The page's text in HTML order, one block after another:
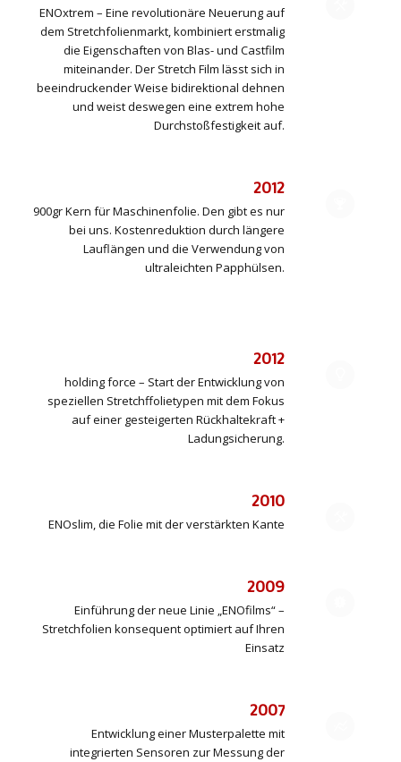
ENOxtrem – Eine revolutionäre Neuerung auf
dem Stretchfolienmarkt, kombiniert erstmalig
die Eigenschaften von Blas- und Castfilm
miteinander. Der Stretch Film lässt sich in
beeindruckender Weise bidirektional dehnen
und weist deswegen eine extrem hohe
Durchstoßfestigkeit auf.
2012
900gr Kern für Maschinenfolie. Den gibt es nur
bei uns. Kostenreduktion durch längere
Lauflängen und die Verwendung von
ultraleichten Papphülsen.
2012
holding force – Start der Entwicklung von
speziellen Stretchffolietypen mit dem Fokus
auf einer gesteigerten Rückhaltekraft +
Ladungsicherung.
2010
ENOslim, die Folie mit der verstärkten Kante
2009
Einführung der neue Linie „ENOfilms“ –
Stretchfolien konsequent optimiert auf Ihren
Einsatz
2007
Entwicklung einer Musterpalette mit
integrierten Sensoren zur Messung der